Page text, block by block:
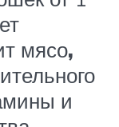
мясо,
и